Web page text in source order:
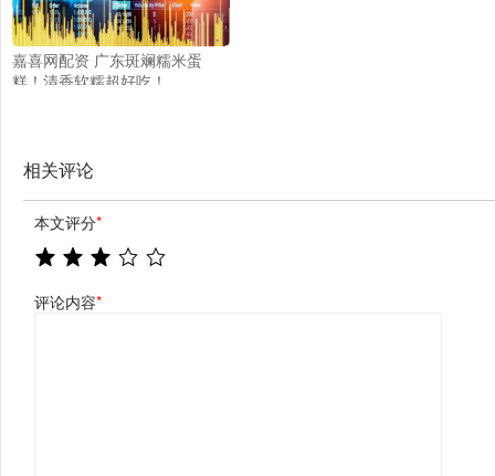
嘉喜网配资 广东斑斓糯米蛋
糕！清香软糯超好吃！
相关评论
本文评分*
评论内容*